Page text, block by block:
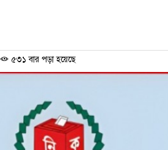
৫৩১ বার পড়া হয়েছে